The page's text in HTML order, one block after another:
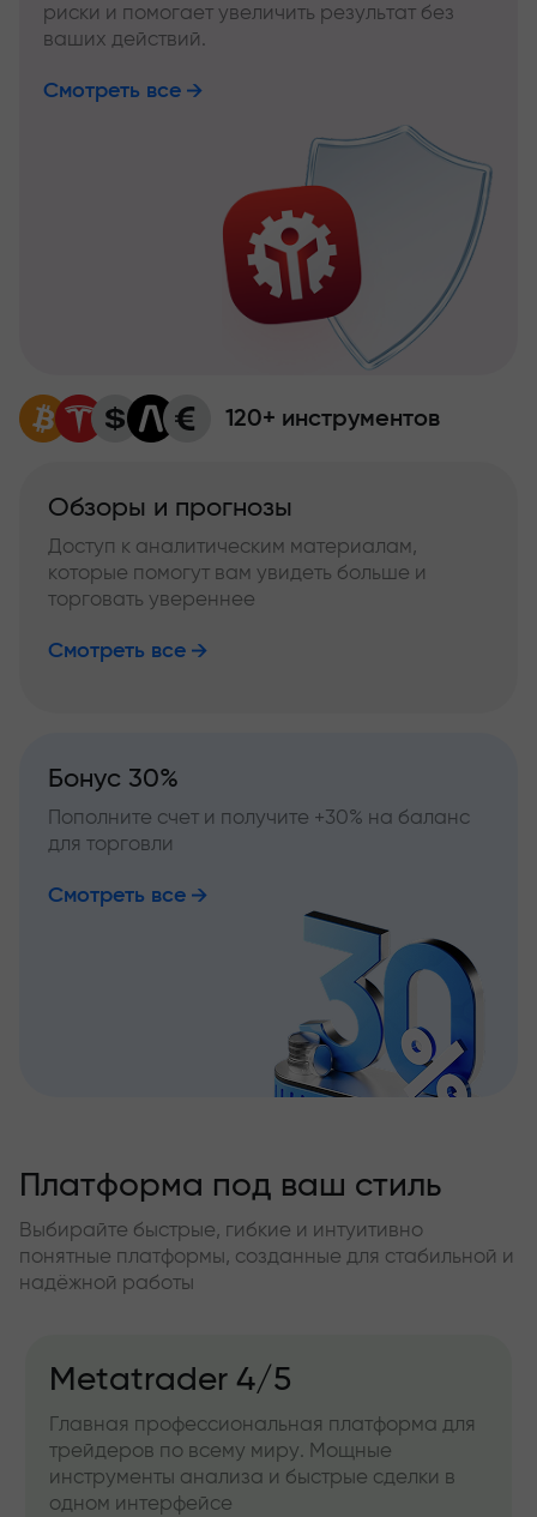
риски и помогает увеличить результат без
ваших действий.
Смотреть все
120+ инструментов
Обзоры и прогнозы
Доступ к аналитическим материалам,
которые помогут вам увидеть больше и
торговать увереннее
Смотреть все
Бонус 30%
Пополните счет и получите +30% на баланс
для торговли
Смотреть все
Платформа под ваш стиль
Выбирайте быстрые, гибкие и интуитивно
понятные платформы, созданные для стабильной и
надёжной работы
Metatrader 4/5
Главная профессиональная платформа для
трейдеров по всему миру. Мощные
инструменты анализа и быстрые сделки в
одном интерфейсе